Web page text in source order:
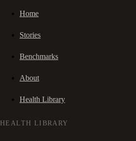
Home
Stories
Benchmarks
About
Health Library
HEALTH LIBRARY